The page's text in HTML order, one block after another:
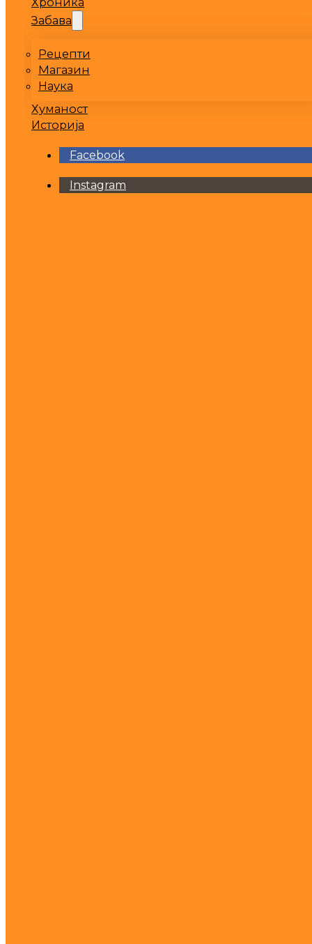
Забава
Рецепти
Магазин
Наука
Хуманост
Историја
Facebook
Instagram